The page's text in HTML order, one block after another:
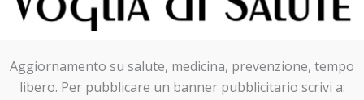
Aggiornamento su salute, medicina, prevenzione, tempo
libero. Per pubblicare un banner pubblicitario scrivi a: